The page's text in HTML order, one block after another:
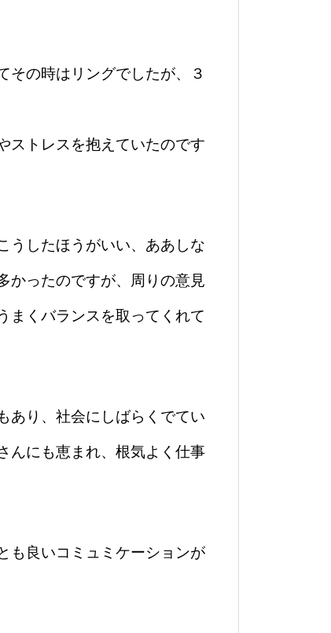
その時はリングでしたが、３
ストレスを抱えていたのです
うしたほうがいい、ああしな
かったのですが、周りの意見
まくバランスを取ってくれて
あり、社会にしばらくでてい
んにも恵まれ、根気よく仕事
も良いコミュミケーションが